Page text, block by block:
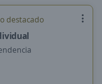
destacado